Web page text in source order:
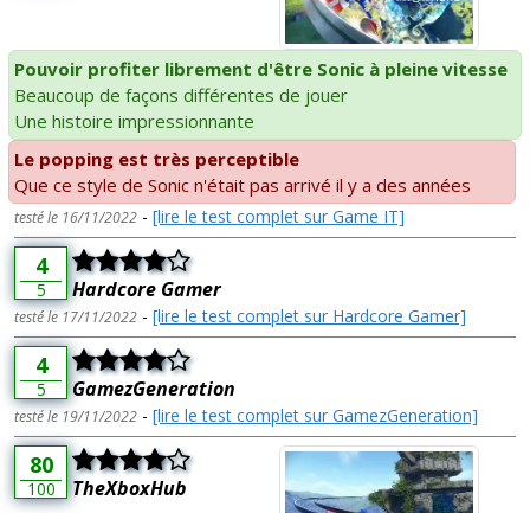
Pouvoir profiter librement d'être Sonic à pleine vitesse
Beaucoup de façons différentes de jouer
Une histoire impressionnante
Le popping est très perceptible
Que ce style de Sonic n'était pas arrivé il y a des années
testé le 16/11/2022 - [lire le test complet sur Game IT]
4
5 Hardcore Gamer
testé le 17/11/2022 - [lire le test complet sur Hardcore Gamer]
4
5 GamezGeneration
testé le 19/11/2022 - [lire le test complet sur GamezGeneration]
80
100 TheXboxHub